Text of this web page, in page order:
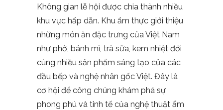
Không gian lễ hội được chia thành nhiều
khu vực hấp dẫn. Khu ẩm thực giới thiệu
những món ăn đặc trưng của Việt Nam
như phở, bánh mì, trà sữa, kem nhiệt đới
cùng nhiều sản phẩm sáng tạo của các
đầu bếp và nghệ nhân gốc Việt. Đây là
cơ hội để công chúng khám phá sự
phong phú và tinh tế của nghệ thuật ẩm